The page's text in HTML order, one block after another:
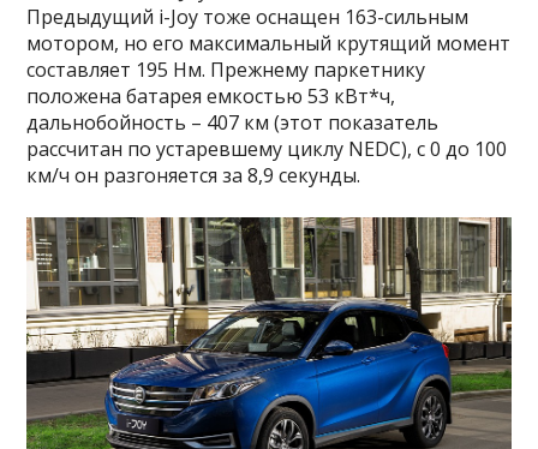
Предыдущий i-Joy тоже оснащен 163-сильным
мотором, но его максимальный крутящий момент
составляет 195 Нм. Прежнему паркетнику
положена батарея емкостью 53 кВт*ч,
дальнобойность – 407 км (этот показатель
рассчитан по устаревшему циклу NEDC), с 0 до 100
км/ч он разгоняется за 8,9 секунды.